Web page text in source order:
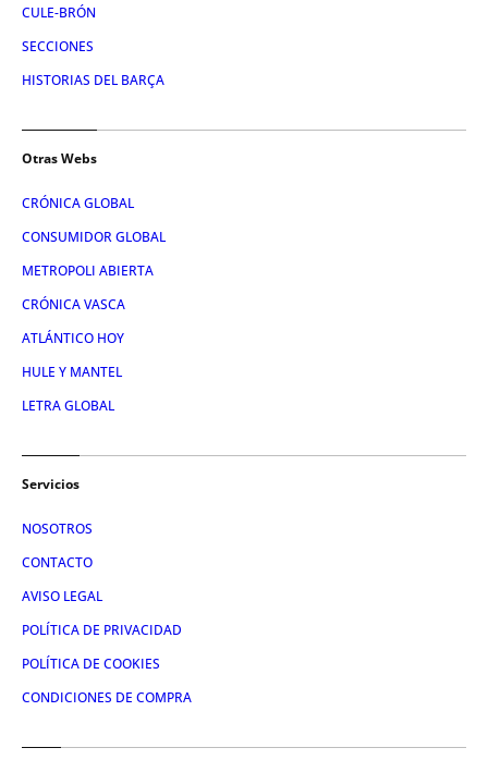
CULE-BRÓN
SECCIONES
HISTORIAS DEL BARÇA
Otras Webs
CRÓNICA GLOBAL
CONSUMIDOR GLOBAL
METROPOLI ABIERTA
CRÓNICA VASCA
ATLÁNTICO HOY
HULE Y MANTEL
LETRA GLOBAL
Servicios
NOSOTROS
CONTACTO
AVISO LEGAL
POLÍTICA DE PRIVACIDAD
POLÍTICA DE COOKIES
CONDICIONES DE COMPRA